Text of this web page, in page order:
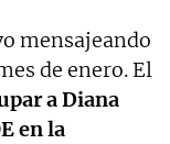
mensajeando
de enero. El
a Diana
en la